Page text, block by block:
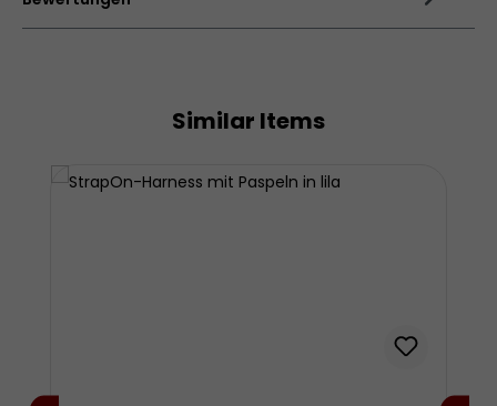
Produktgalerie überspringen
Similar Items